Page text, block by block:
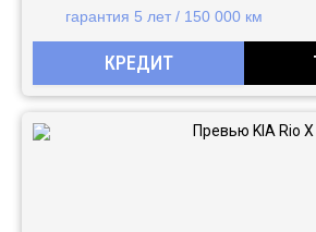
гарантия 5 лет / 150 000 км
КРЕДИТ